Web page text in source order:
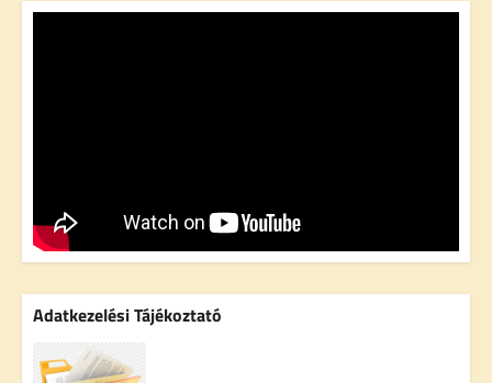
Adatkezelési Tájékoztató